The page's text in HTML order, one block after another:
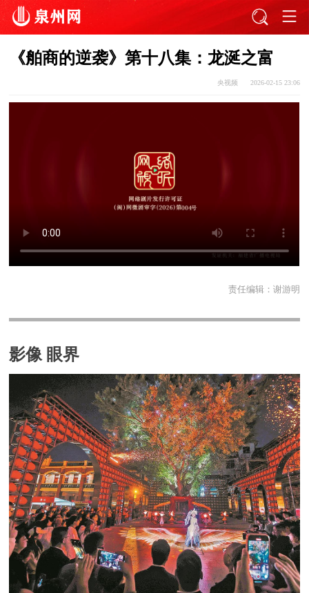
《舶商的逆袭》第十八集：龙涎之富
央视频 2026-02-15 23:06
责任编辑： 谢游明
影像 眼界